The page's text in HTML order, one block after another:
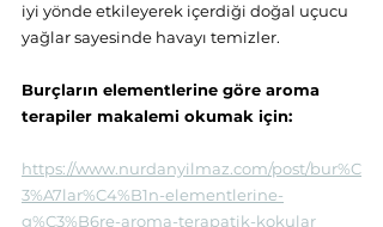
iyi yönde etkileyerek içerdiği doğal uçucu
yağlar sayesinde havayı temizler.
Burçların elementlerine göre aroma
terapiler makalemi okumak için:
https://www.nurdanyilmaz.com/post/bur%C
3%A7lar%C4%B1n-elementlerine-
g%C3%B6re-aroma-terapatik-kokular